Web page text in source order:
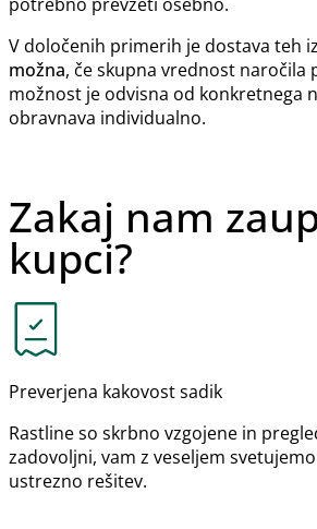
V določenih primerih je dostava teh
možna, če skupna vrednost naročila
možnost je odvisna od konkretnega
obravnava individualno.
Zakaj nam
kupci?
Preverjena kakovost sadik
Rastline so skrbno vzgojene in
zadovoljni, vam z veseljem
ustrezno rešitev.